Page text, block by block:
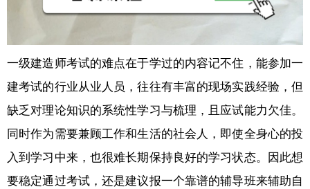
一级建造师考试的难点在于学过的内容记不住，能参加一
建考试的行业从业人员，往往有丰富的现场实践经验，但
缺乏对理论知识的系统性学习与梳理，且应试能力欠佳。
同时作为需要兼顾工作和生活的社会人，即使全身心的投
入到学习中来，也很难长期保持良好的学习状态。因此想
要稳定通过考试，还是建议报一个靠谱的辅导班来辅助自